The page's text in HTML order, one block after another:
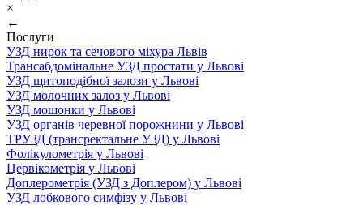
×
←
Послуги
УЗД нирок та сечового міхура Львів
Трансабдомінальне УЗД простати у Львові
УЗД щитоподібної залози у Львові
УЗД молочних залоз у Львові
УЗД мошонки у Львові
УЗД органів черевної порожнини у Львові
ТРУЗД (трансректальне УЗД) у Львові
Фолікулометрія у Львові
Цервікометрія у Львові
Доплерометрія (УЗД з Доплером) у Львові
УЗД лобкового симфізу у Львові